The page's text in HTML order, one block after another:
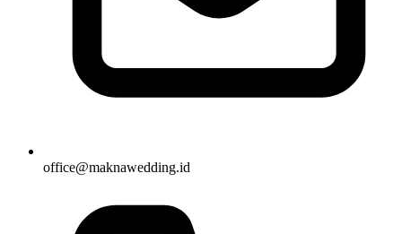
office@maknawedding.id